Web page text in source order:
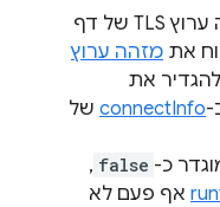
מאפשרת לתוסף להשתמש במזהה ערוץ TLS של דף
את מזהה ערוץ
את
connectInfo של
false
,‏
אף פעם לא